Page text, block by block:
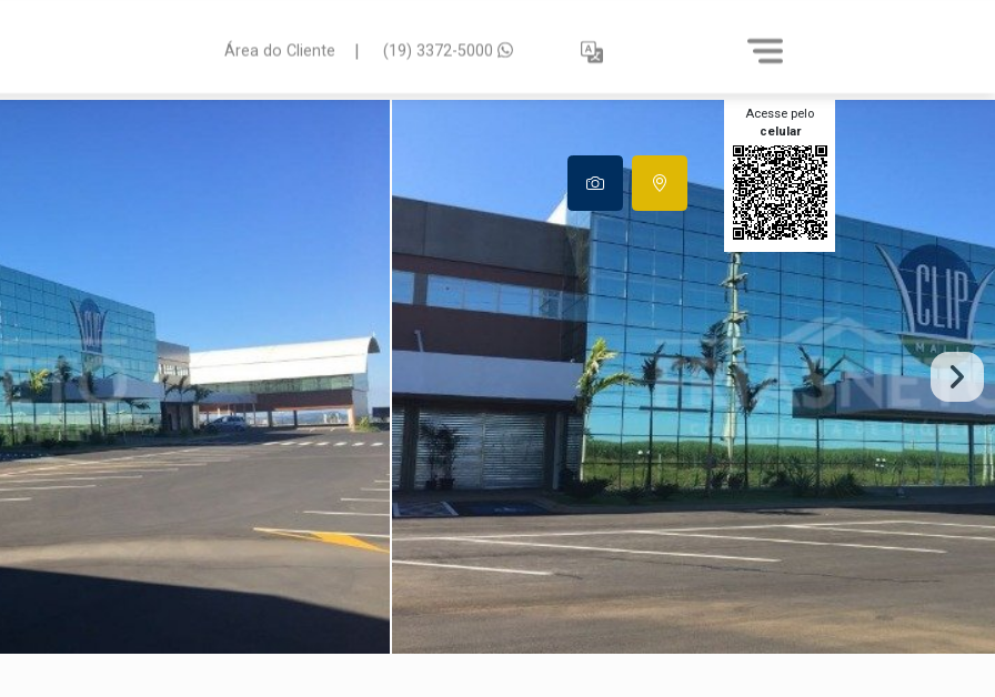
Área do Cliente | (19) 3372-5000
Acesse pelo
celular